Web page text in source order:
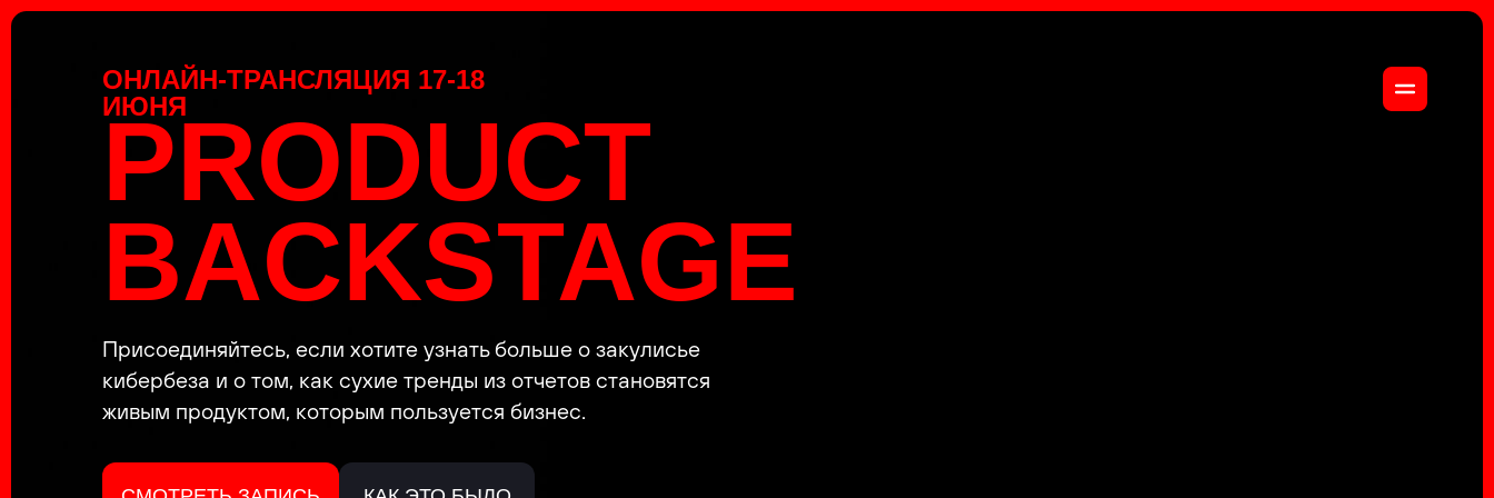
Присоединяйтесь, если хотите узнать больше о закулисье
кибербеза и о том, как сухие тренды из отчетов становятся
живым продуктом, которым пользуется бизнес.
PRODUCT
BACKSTAGE
ОНЛАЙН-ТРАНСЛЯЦИЯ 17-18
ИЮНЯ